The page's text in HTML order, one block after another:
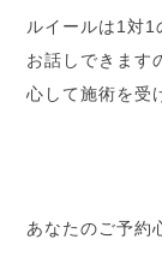
ルイールは1対1
お話しできます
心して施術を受
あなたのご予約